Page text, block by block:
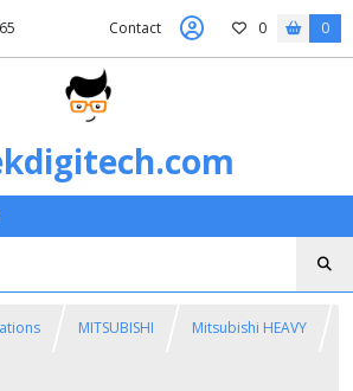
Contact 0 0
MITSUBISHI Mitsubishi HEAVY